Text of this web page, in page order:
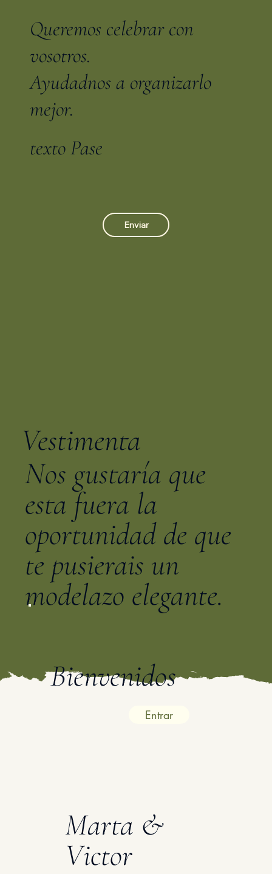
Queremos celebrar con
vosotros.
Ayudadnos a organizarlo
mejor.
texto Pase
Enviar
Vestimenta
Nos gustaría que
esta fuera la
oportunidad de que
te pusierais un
modelazo elegante.
Marta &
Victor
Bienvenidos